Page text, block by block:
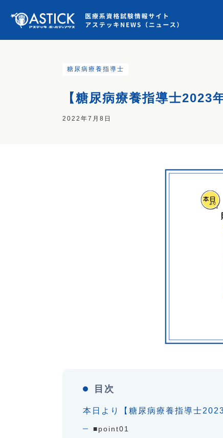
糖尿病療養指導士
【糖尿病療養指導士2023
2022年7月8日
目次
本日より【糖尿病療養指導士
■point01